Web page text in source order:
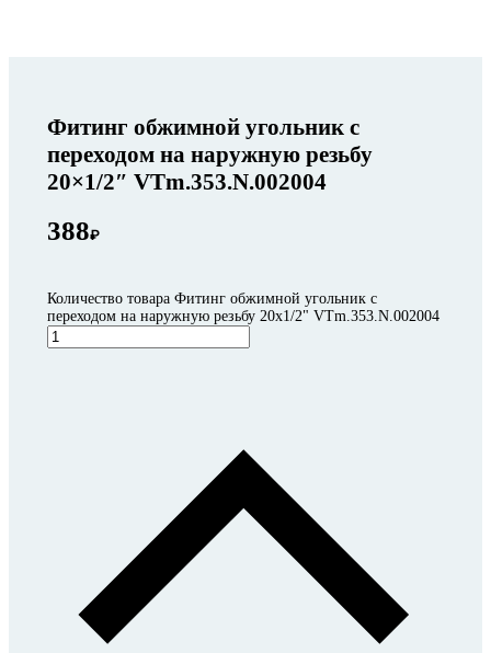
Фитинг обжимной угольник с
переходом на наружную резьбу
20×1/2″ VTm.353.N.002004
388₽
Количество товара Фитинг обжимной угольник с
переходом на наружную резьбу 20x1/2" VTm.353.N.002004